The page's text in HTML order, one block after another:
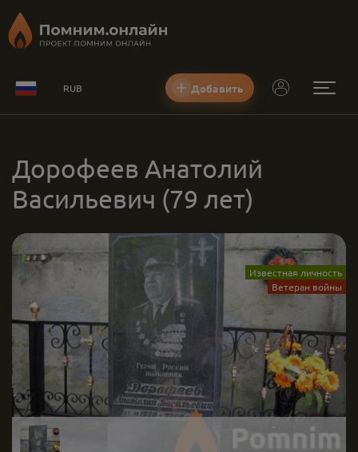
RUB Добавить
Дорофеев Анатолий
Васильевич (79 лет)
Известная личность
Ветеран войны